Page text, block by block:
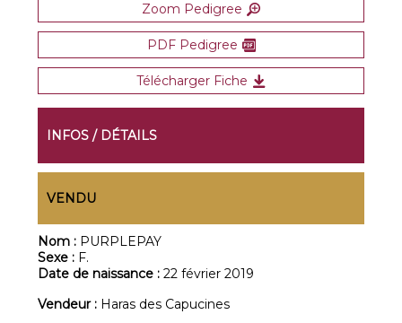
Zoom Pedigree
PDF Pedigree
Télécharger Fiche
INFOS / DÉTAILS
VENDU
Nom : PURPLEPAY
Sexe : F.
Date de naissance :22 février 2019
Vendeur : Haras des Capucines